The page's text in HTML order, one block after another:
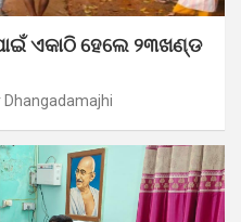
ଏକାଠି ହେଲେ ୨୩ଖଣ୍ଡ
Dhangadamajhi